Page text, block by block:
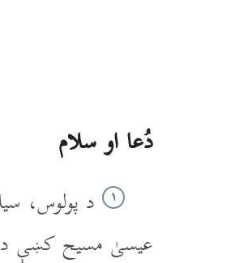
دُعا او سلام
۱ د پولوس،
عيسىٰ مسيح کښې